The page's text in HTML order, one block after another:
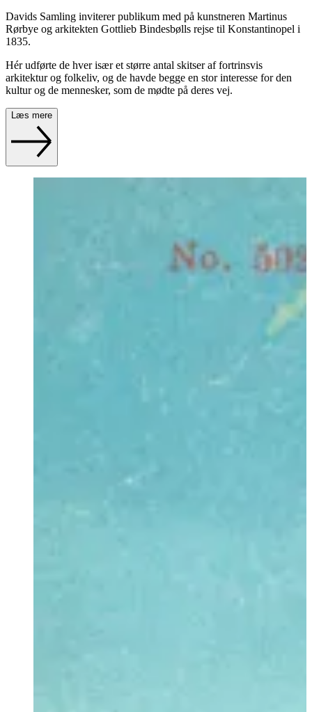
Davids Samling inviterer publikum med på kunstneren Martinus
Rørbye og arkitekten Gottlieb Bindesbølls rejse til Konstantinopel i
1835.
Hér udførte de hver især et større antal skitser af fortrinsvis
arkitektur og folkeliv, og de havde begge en stor interesse for den
kultur og de mennesker, som de mødte på deres vej.
Læs mere